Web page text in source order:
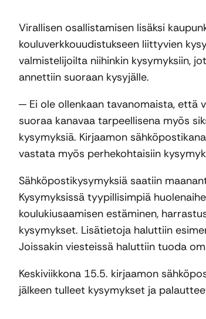
Virallisen osallistamisen lisäksi
kouluverkkouudistukseen liittyvien
valmistelijoilta niihinkin kysymyksiin,
annettiin suoraan kysyjälle.
─ Ei ole ollenkaan tavanomaista, että
suoraa kanavaa tarpeellisena myös
kysymyksiä. Kirjaamon
vastata myös perhekohtaisiin
Sähköpostikysymyksiä saatiin
Kysymyksissä tyypillisimpiä
koulukiusaamisen estäminen,
kysymykset. Lisätietoja haluttiin
Joissakin viesteissä haluttiin tuoda
Keskiviikkona 15.5. kirjaamon
jälkeen tulleet kysymykset ja